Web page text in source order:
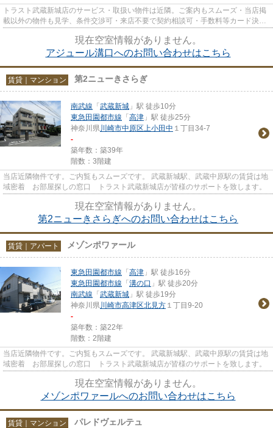
トラスト武蔵新城店のサービス・取扱い物件は近隣。ご案内もスムーズ・当店掲
載以外の物件も見学、条件交渉可・来店不要で契約相談可・手数料等カード決済
可・来店時無料駐車場有（要...
現在空室情報がありません。
アジュール溝口へのお問い合わせはこちら
賃貸｜マンション 第2ニューきさらぎ
南武線 「武蔵新城 」駅 徒歩10分
東急田園都市線 「高津 」駅 徒歩25分
神奈川県川崎市中原区上小田中 １丁目34-7
-
築年数：築39年
階数：3階建
当店近隣物件です。ご内覧もスムーズです。 武蔵新城駅、武蔵中原駅の賃貸は地
域密着 お部屋探しの窓口 トラスト武蔵新城店が皆様のサポートを致します。
現在空室情報がありません。
第2ニューきさらぎへのお問い合わせはこちら
賃貸｜アパート メゾンポワァール
東急田園都市線 「高津 」駅 徒歩16分
東急田園都市線 「溝の口 」駅 徒歩20分
南武線 「武蔵新城 」駅 徒歩19分
神奈川県川崎市高津区北見方 １丁目9-20
-
築年数：築22年
階数：2階建
当店近隣物件です。ご内覧もスムーズです。 武蔵新城駅、武蔵中原駅の賃貸は地
域密着 お部屋探しの窓口 トラスト武蔵新城店が皆様のサポートを致します。
現在空室情報がありません。
メゾンポワァールへのお問い合わせはこちら
賃貸｜マンション パレドヴェルテュ